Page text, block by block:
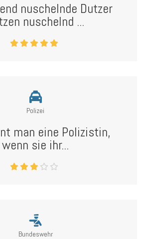
nuschelnde Dutzer
nuschelnd ...
Polizei
man eine Polizistin,
wenn sie ihr...
Bundeswehr